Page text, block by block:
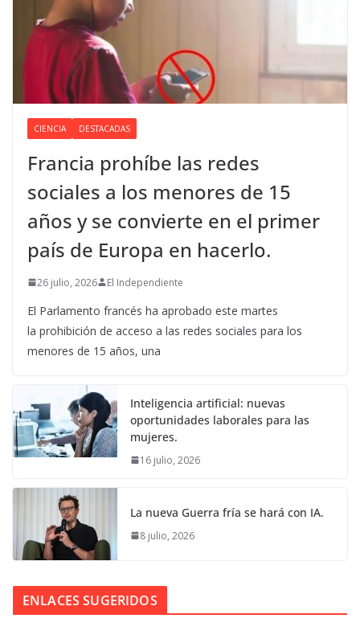
CIENCIA DESTACADAS
Francia prohíbe las redes
sociales a los menores de 15
años y se convierte en el primer
país de Europa en hacerlo.
26 julio, 2026 El Independiente
El Parlamento francés ha aprobado este martes
la prohibición de acceso a las redes sociales para los
menores de 15 años, una
Inteligencia artificial: nuevas
oportunidades laborales para las
mujeres.
16 julio, 2026
La nueva Guerra fría se hará con IA.
8 julio, 2026
ENLACES SUGERIDOS